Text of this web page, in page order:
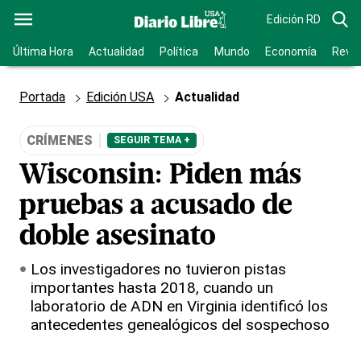
Edición RD
Última Hora Actualidad Política Mundo Economía
Portada Edición USA Actualidad
CRÍMENES SEGUIR TEMA +
Wisconsin: Piden más
pruebas a acusado de
doble asesinato
Los investigadores no tuvieron pistas
importantes hasta 2018, cuando un
laboratorio de ADN en Virginia identificó los
antecedentes genealógicos del sospechoso